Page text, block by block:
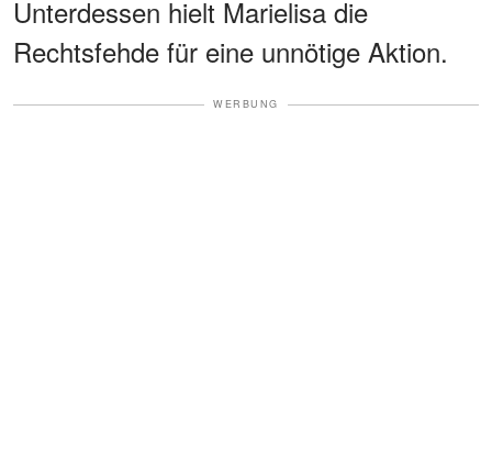
Unterdessen hielt Marielisa die
Rechtsfehde für eine unnötige Aktion.
WERBUNG